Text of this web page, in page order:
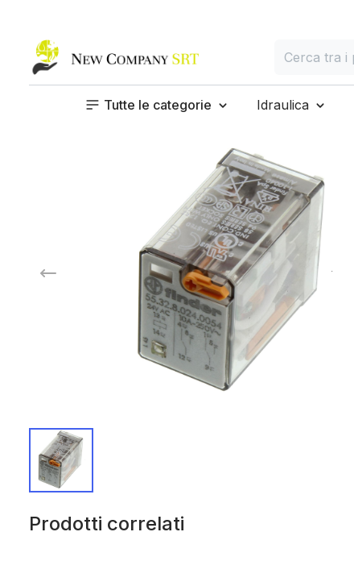
Home page
Tutte le categorie Idraulica
Prodotti correlati